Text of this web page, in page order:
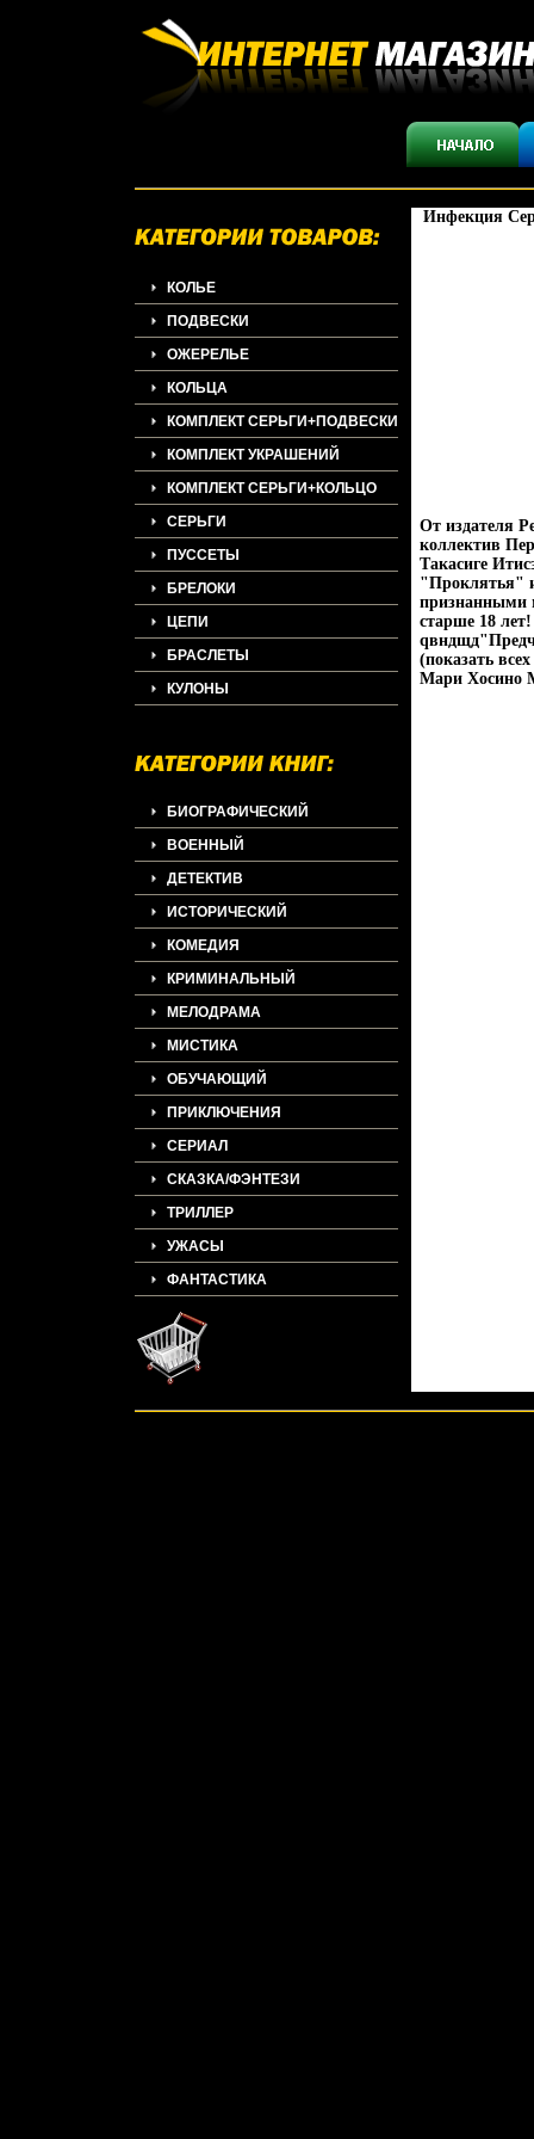
КОЛЬЕ
ПОДВЕСКИ
ОЖЕРЕЛЬЕ
КОЛЬЦА
КОМПЛЕКТ СЕРЬГИ+ПОДВЕСКИ
КОМПЛЕКТ УКРАШЕНИЙ
КОМПЛЕКТ СЕРЬГИ+КОЛЬЦО
СЕРЬГИ
ПУССЕТЫ
БРЕЛОКИ
ЦЕПИ
БРАСЛЕТЫ
КУЛОНЫ
БИОГРАФИЧЕСКИЙ
ВОЕННЫЙ
ДЕТЕКТИВ
ИСТОРИЧЕСКИЙ
КОМЕДИЯ
КРИМИНАЛЬНЫЙ
МЕЛОДРАМА
МИСТИКА
ОБУЧАЮЩИЙ
ПРИКЛЮЧЕНИЯ
СЕРИАЛ
СКАЗКА/ФЭНТЕЗИ
ТРИЛЛЕР
УЖАСЫ
ФАНТАСТИКА
Инфекция
От издателя
коллектив
Такасиге
"Проклятья" и
признанными
старше 18
(показать
Мари Хосино